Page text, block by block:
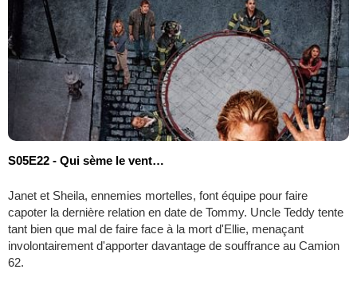
S05E22 - Qui sème le vent…
Janet et Sheila, ennemies mortelles, font équipe pour faire
capoter la dernière relation en date de Tommy. Uncle Teddy tente
tant bien que mal de faire face à la mort d'Ellie, menaçant
involontairement d'apporter davantage de souffrance au Camion
62.